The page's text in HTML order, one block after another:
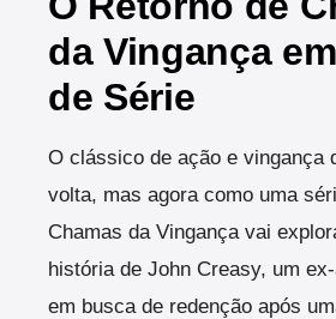
da Vingança
de Série
O clássico de ação e vingança
volta, mas agora como uma
Chamas da Vingança vai
história de John Creasy, um
em busca de redenção após